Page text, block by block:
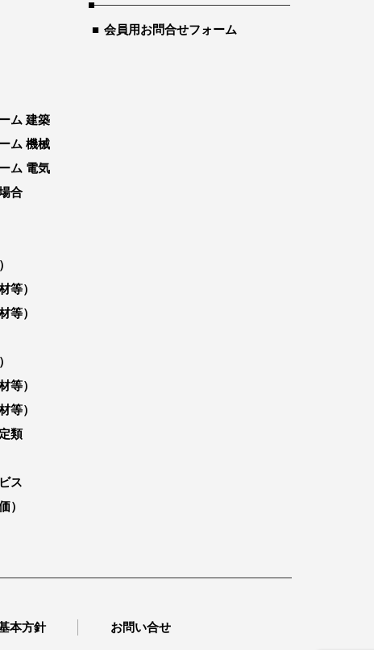
ム 建築
ム 機械
ム 電気
合
等）
等）
等）
等）
類
ス
）
会員用お問合せフォーム
本方針 お問い合せ